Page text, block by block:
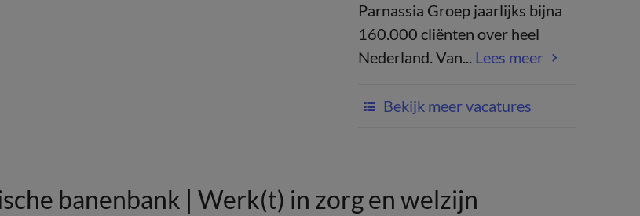
Parnassia Groep jaarlijks bijna
160.000 cliënten over heel
Nederland. Van... Lees meer
Bekijk meer vacatures
banenbank | Werk(t) in zorg en welzijn